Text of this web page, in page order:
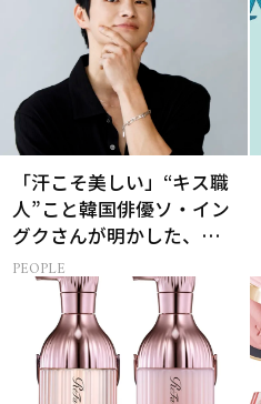
「汗こそ美しい」“キス職
人”こと韓国俳優ソ・イン
グクさんが明かした、惹
かれる人の条件とは
PEOPLE